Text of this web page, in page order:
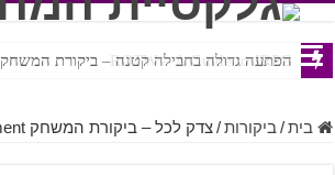
ROTW – A Guide to JRPG
הפתעה גדולה בחבילה קטנה – ביקורת המשחק Bayonetta Origins: Cereza and the Lost Demon
בית / ביקורות / צדק לכל – ביקורת המשחק Judgment